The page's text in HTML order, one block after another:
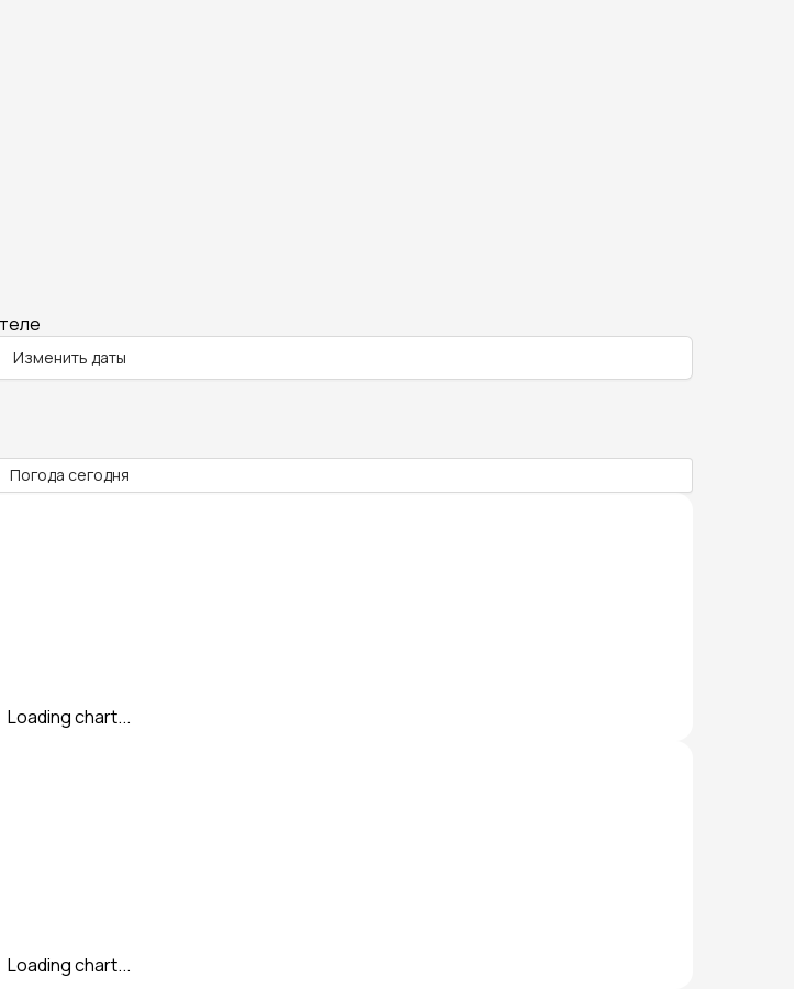
Изменить даты
Погода сегодня
Loading chart...
Loading chart...